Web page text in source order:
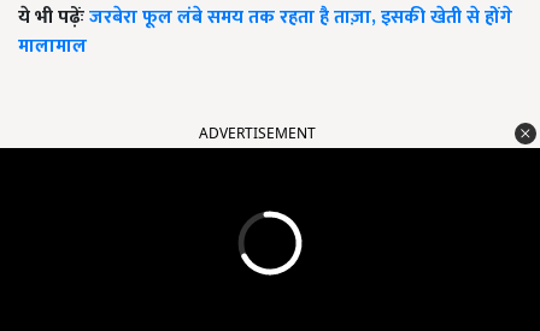
ये भी पढ़ेंःजरबेरा फूल लंबे समय तक रहता है ताज़ा, इसकी खेती से होंगे
मालामाल
ADVERTISEMENT